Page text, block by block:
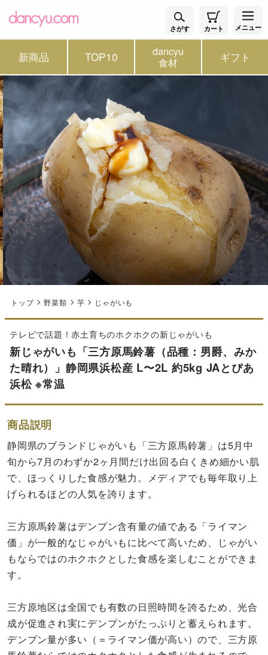
さがす カート メニュー
新商品 TOP10 dancyu
食材 ギフト
トップ 野菜類 芋 じゃがいも
テレビで話題！赤土育ちのホクホクの新じゃがいも
新じゃがいも「三方原馬鈴薯（品種：男爵、みか
た晴れ）」静岡県浜松産 L〜2L 約5kg JAとぴあ
浜松 ※常温
商品説明
静岡県のブランドじゃがいも「三方原馬鈴薯」は5月中
旬から7月のわずか2ヶ月間だけ出回る白くきめ細かい肌
で、ほっくりした食感が魅力。メディアでも毎年取り上
げられるほどの人気を誇ります。
三方原馬鈴薯はデンプン含有量の値である「ライマン
価」が一般的なじゃがいもに比べて高いため、じゃがい
もならではのホクホクとした食感を楽しむことができま
す。
三方原地区は全国でも有数の日照時間を誇るため、光合
成が促進され実にデンプンがたっぷりと蓄えられます。
デンプン量が多い（＝ライマン価が高い）ので、三方原